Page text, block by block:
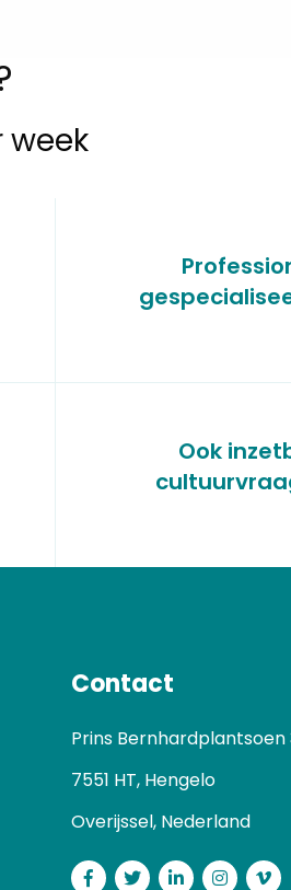
week
Ook
Contact
Prins Bernhardplantsoen
7551 HT, Hengelo
Overijssel, Nederland